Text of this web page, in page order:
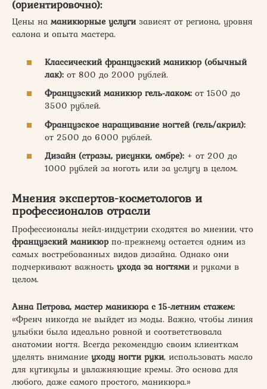
(ориентировочно):
Цены на маникюрные услугизависят от региона, уровня
салона и опыта мастера.
Классический французский маникюр (обычный
лак): от 800 до 2000 рублей.
Французский маникюр гель-лаком: от 1500 до
3500 рублей.
Французское наращивание ногтей (гель/акрил):
от 2500 до 6000 рублей.
Дизайн (стразы, рисунки, омбре): + от 200 до
1000 рублей за ноготь или за услугу в целом.
Мнения экспертов-косметологов и
профессионалов отрасли
Профессионалы нейл-индустрии сходятся во мнении, что
французский маникюр по-прежнему остается одним из
самых востребованных видов дизайна. Однако они
подчеркивают важность ухода за ногтямии руками в
целом.
Анна Петрова, мастер маникюра с 15-летним стажем:
«Френч никогда не выйдет из моды. Важно, чтобы линия
улыбки была идеально ровной и соответствовала
анатомии ногтя. Всегда рекомендую своим клиенткам
уделять внимание уходу ногти руки, использовать масло
для кутикулы и увлажняющие кремы. Это основа для
любого, даже самого простого, маникюра.»